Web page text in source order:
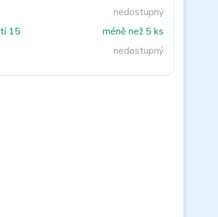
nedostupný
15
méně než 5 ks
nedostupný